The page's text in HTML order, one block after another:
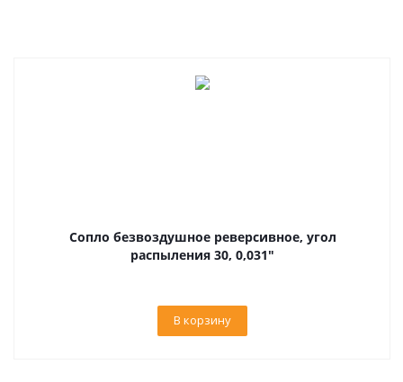
Сопло безвоздушное реверсивное, угол
распыления 30, 0,031"
В корзину